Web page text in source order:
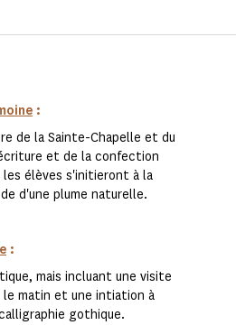
:
de la Sainte-Chapelle et du
et de la confection
les élèves s'initieront à la
d'une plume naturelle.
:
mais incluant une visite
le matin et une intiation à
gothique.